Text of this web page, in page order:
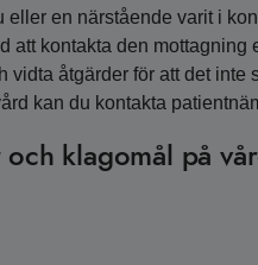
eller en närstående varit i
att kontakta den
vidta åtgärder för att det
kan du kontakta
klagomål på